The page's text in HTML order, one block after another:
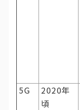
5G
2020年
頃